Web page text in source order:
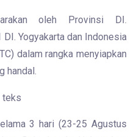
oleh Provinsi DI.
Yogyakarta dan Indonesia
dalam rangka menyiapkan
handal.
3 hari (23-25 Agustus